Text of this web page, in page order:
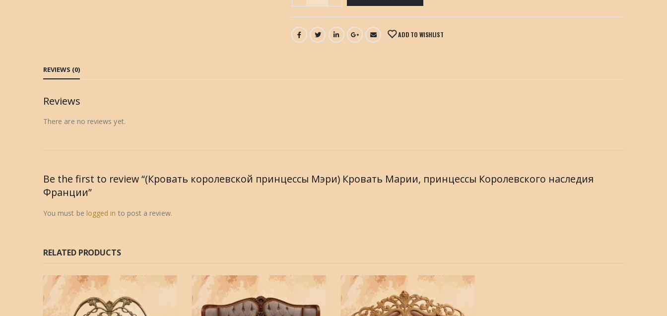
ADD TO WISHLIST
REVIEWS (0)
Reviews
There are no reviews yet.
Be the first to review “(Кровать королевской принцессы Мэри) Кровать Марии, принцессы Королевского наследия
Франции”
You must be logged in to post a review.
RELATED PRODUCTS